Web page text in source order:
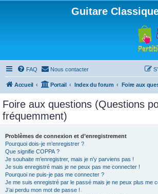
Guitare
FAQ Nous contacter
Accueil Portail Index du forum
Foire aux questions (Questions
fréquemment)
Problèmes de connexion et d’enregistrement
Pourquoi dois-je m’enregistrer ?
Que signifie COPPA ?
Je souhaite m’enregistrer, mais je n’y parviens pas !
Je suis enregistré mais je ne peux pas me connecter !
Pourquoi ne puis-je pas me connecter ?
Je me suis enregistré par le passé mais je ne peux plus me
J’ai perdu mon mot de passe !